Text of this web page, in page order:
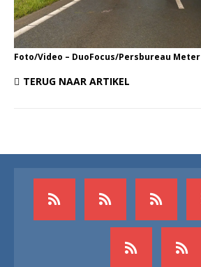
Foto/Video – DuoFocus/Persbureau Meter
TERUG NAAR ARTIKEL